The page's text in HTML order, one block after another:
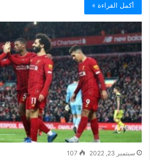
أكمل القراءة »
سبتمبر 23, 2022 107